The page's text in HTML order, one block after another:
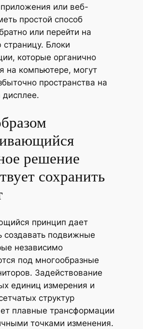
приложения или веб-
простой способ
или перейти на
страницу. Блоки
которые органично
на компьютере, могут
пространства на
дисплее.
решение
сохранить
принцип дает
создавать подвижные
независимо
под многообразные
Задействование
единиц измерения и
структур
плавные трансформации
точками изменения.